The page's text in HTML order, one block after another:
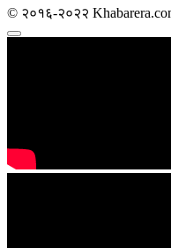
© २०१६-२०२२ Khabarera.com